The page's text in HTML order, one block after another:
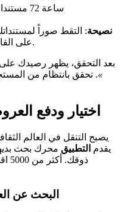
4 72 ساعة
نصيحة: التقط صوراً
على القاصرين إضافة إذن موقع من الوالدين.
بعد التحقق، يظهر رصيدك
». تحقق بانتظام من
اختيار ودفع
يصبح التنقل في العالم
يقدم التطبيق محرك بحث
البحث عن